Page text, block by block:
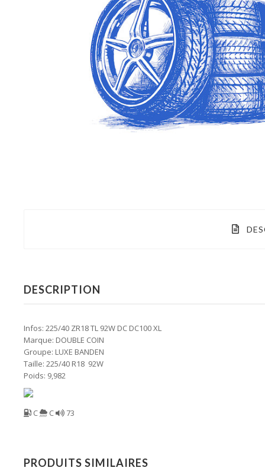
DESCRIPTION
Infos: 225/40 ZR18 TL 92W DC DC100 XL
Marque: DOUBLE COIN
Groupe: LUXE BANDEN
Taille: 225/40 R18 92W
Poids: 9,982
C C 73
PRODUITS SIMILAIRES